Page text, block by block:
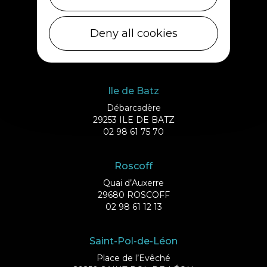
Cléder
1 rue de Plouescat
Ile de Batz
Débarcadère
29253 ILE DE BATZ
02 98 61 75 70
Roscoff
Quai d’Auxerre
29680 ROSCOFF
02 98 61 12 13
Saint-Pol-de-Léon
Place de l’Evêché
Deny all cookies